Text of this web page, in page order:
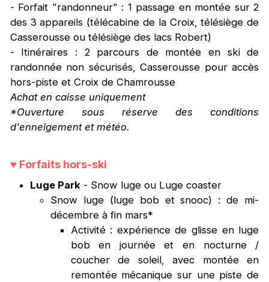
- Forfait "randonneur" : 1 passage en montée sur 2
des 3 appareils (télécabine de la Croix, télésiège de
Casserousse ou télésiège des lacs Robert)
- Itinéraires : 2 parcours de montée en ski de
randonnée non sécurisés, Casserousse pour accès
hors-piste et Croix de Chamrousse
Achat en caisse uniquement
*Ouverture sous réserve des conditions
d'enneigement et météo.
♥ Forfaits hors-ski
Luge Park - Snow luge ou Luge coaster
Snow luge (luge bob et snooc) : de mi-
décembre à fin mars*
Activité : expérience de glisse en luge
bob en journée et en nocturne /
coucher de soleil, avec montée en
remontée mécanique sur une piste de